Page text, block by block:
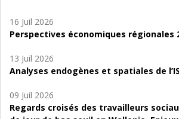
16 Juil 2026
Perspectives économiques régionales
13 Juil 2026
Analyses endogènes et spatiales de
09 Juil 2026
Regards croisés des travailleurs